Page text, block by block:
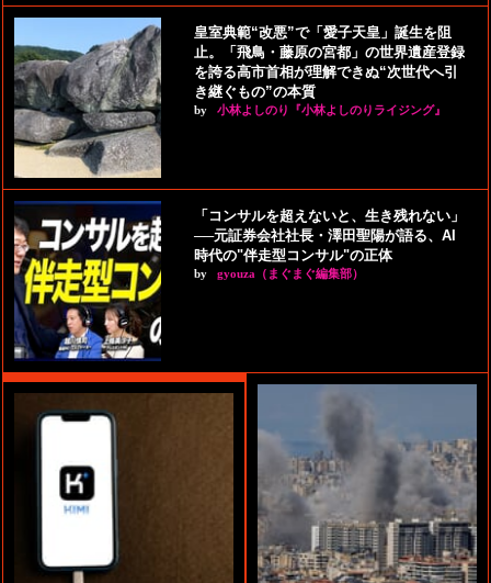
皇室典範“改悪”で「愛子天皇」誕生を阻
止。「飛鳥・藤原の宮都」の世界遺産登録
を誇る高市首相が理解できぬ“次世代へ引
き継ぐもの”の本質
by 小林よしのり『小林よしのりライジング』
「コンサルを超えないと、生き残れない」
──元証券会社社長・澤田聖陽が語る、AI
時代の"伴走型コンサル"の正体
by gyouza（まぐまぐ編集部）